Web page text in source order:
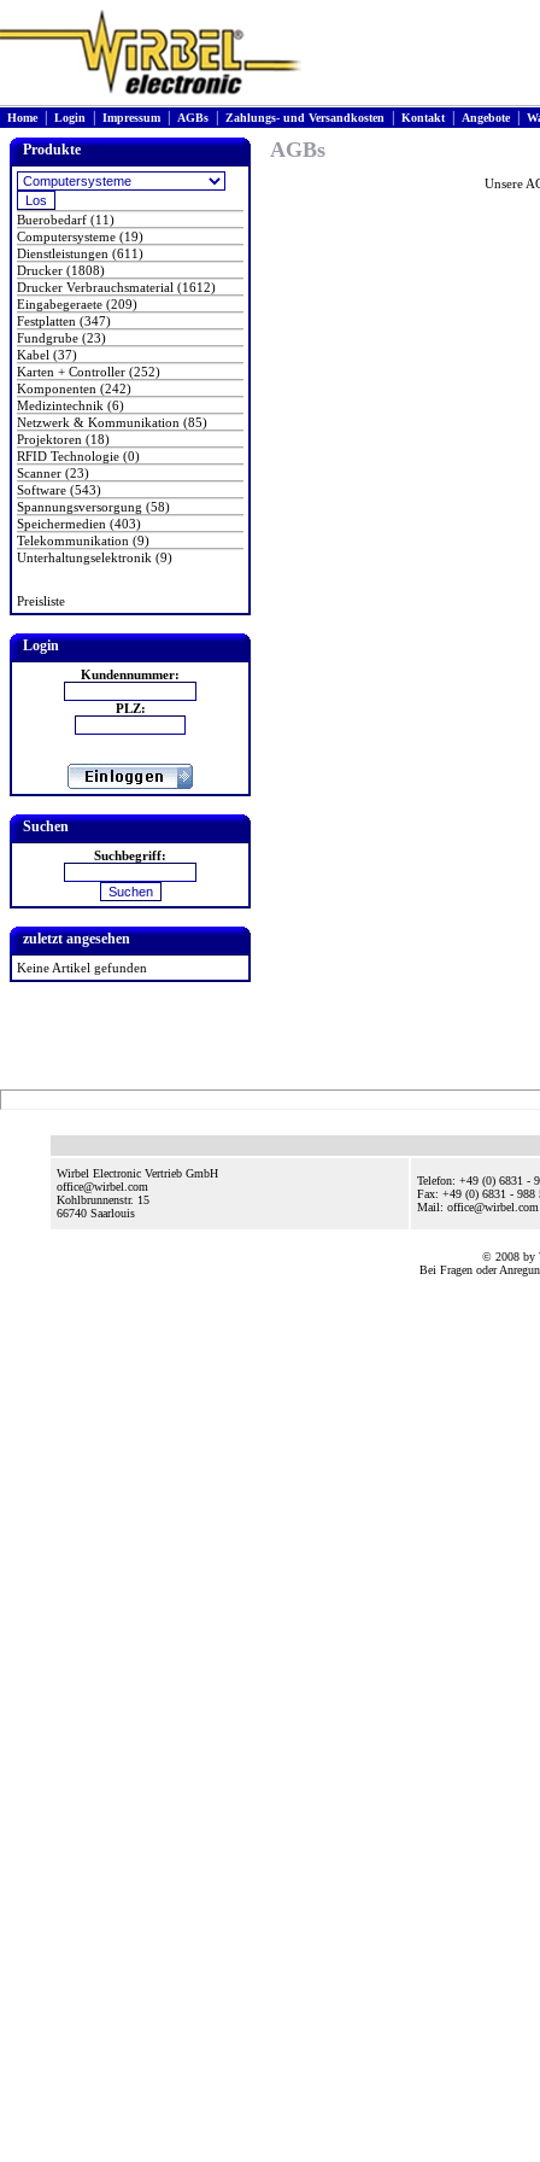
Home| Login Impressum AGBs Zahlungs- und Versandkosten Kontakt| Angebote|
Produkte
Buerobedarf (11)
Computersysteme (19)
Dienstleistungen (611)
Drucker (1808)
Drucker Verbrauchsmaterial (1612)
Eingabegeraete (209)
Festplatten (347)
Fundgrube (23)
Kabel (37)
Karten + Controller (252)
Komponenten (242)
Medizintechnik (6)
Netzwerk & Kommunikation (85)
Projektoren (18)
RFID Technologie (0)
Scanner (23)
Software (543)
Spannungsversorgung (58)
Speichermedien (403)
Telekommunikation (9)
Unterhaltungselektronik (9)
Preisliste
Login
Kundennummer:
PLZ:
Suchen
Suchbegriff:
zuletzt angesehen
Keine Artikel gefunden
AGBs
Unsere
Wirbel Electronic Vertrieb GmbH
office@wirbel.com
Kohlbrunnenstr. 15
66740 Saarlouis
Telefon: +49 (0) 6831 -
Fax: +49 (0) 6831 - 988
Mail: office@wirbel.com
© 2008 by
Bei Fragen oder